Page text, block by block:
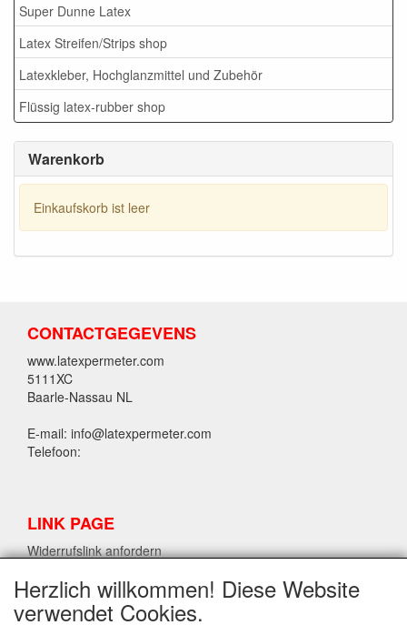
Super Dunne Latex
Latex Streifen/Strips shop
Latexkleber, Hochglanzmittel und Zubehör
Flüssig latex-rubber shop
Warenkorb
Einkaufskorb ist leer
CONTACTGEGEVENS
www.latexpermeter.com
5111XC
Baarle-Nassau NL
E-mail: info@latexpermeter.com
Telefoon:
LINK PAGE
Widerrufslink anfordern
LPM LATEX INFORMATIONEN
Herzlich willkommen! Diese Website
verwendet Cookies.